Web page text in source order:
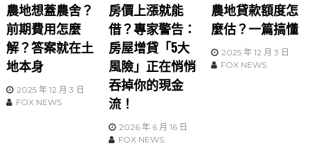
農地想蓋農舍？
前期費用怎麼
解？答案就在土
地本身
2025 年 12 月 3 日
FOX NEWS
房價上漲就能
借？專家警告：
房屋增貸「5大
風險」正在悄悄
吞掉你的現金
流！
2026 年 6 月 16 日
FOX NEWS
農地貸款額度怎
麼估？一篇搞懂
2025 年 12 月 3 日
FOX NEWS